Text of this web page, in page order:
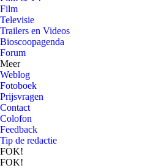
Film
Televisie
Trailers en Videos
Bioscoopagenda
Forum
Meer
Weblog
Fotoboek
Prijsvragen
Contact
Colofon
Feedback
Tip de redactie
FOK!
FOK!